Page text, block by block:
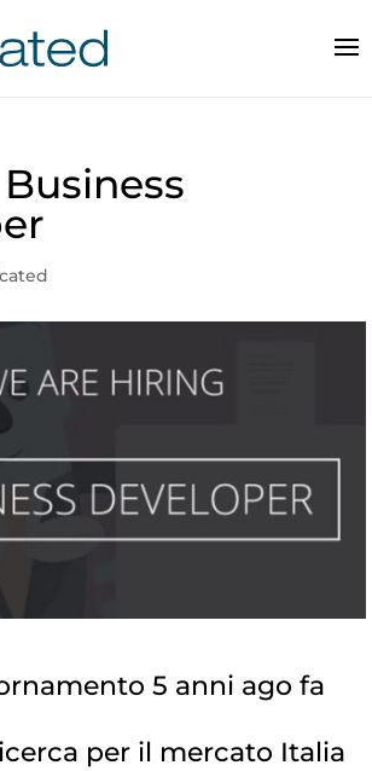
5 anni ago fa
per il mercato Italia